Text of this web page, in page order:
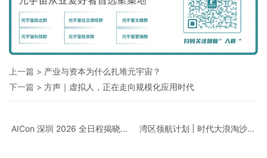
上一篇 > 产业与资本为什么扎堆元宇宙？
下一篇 > 方声｜虚拟人，正在走向规模化应用时代
AICon 深圳 2026 全日程揭晓｜
湾区领航计划 | 时代大浪淘沙，